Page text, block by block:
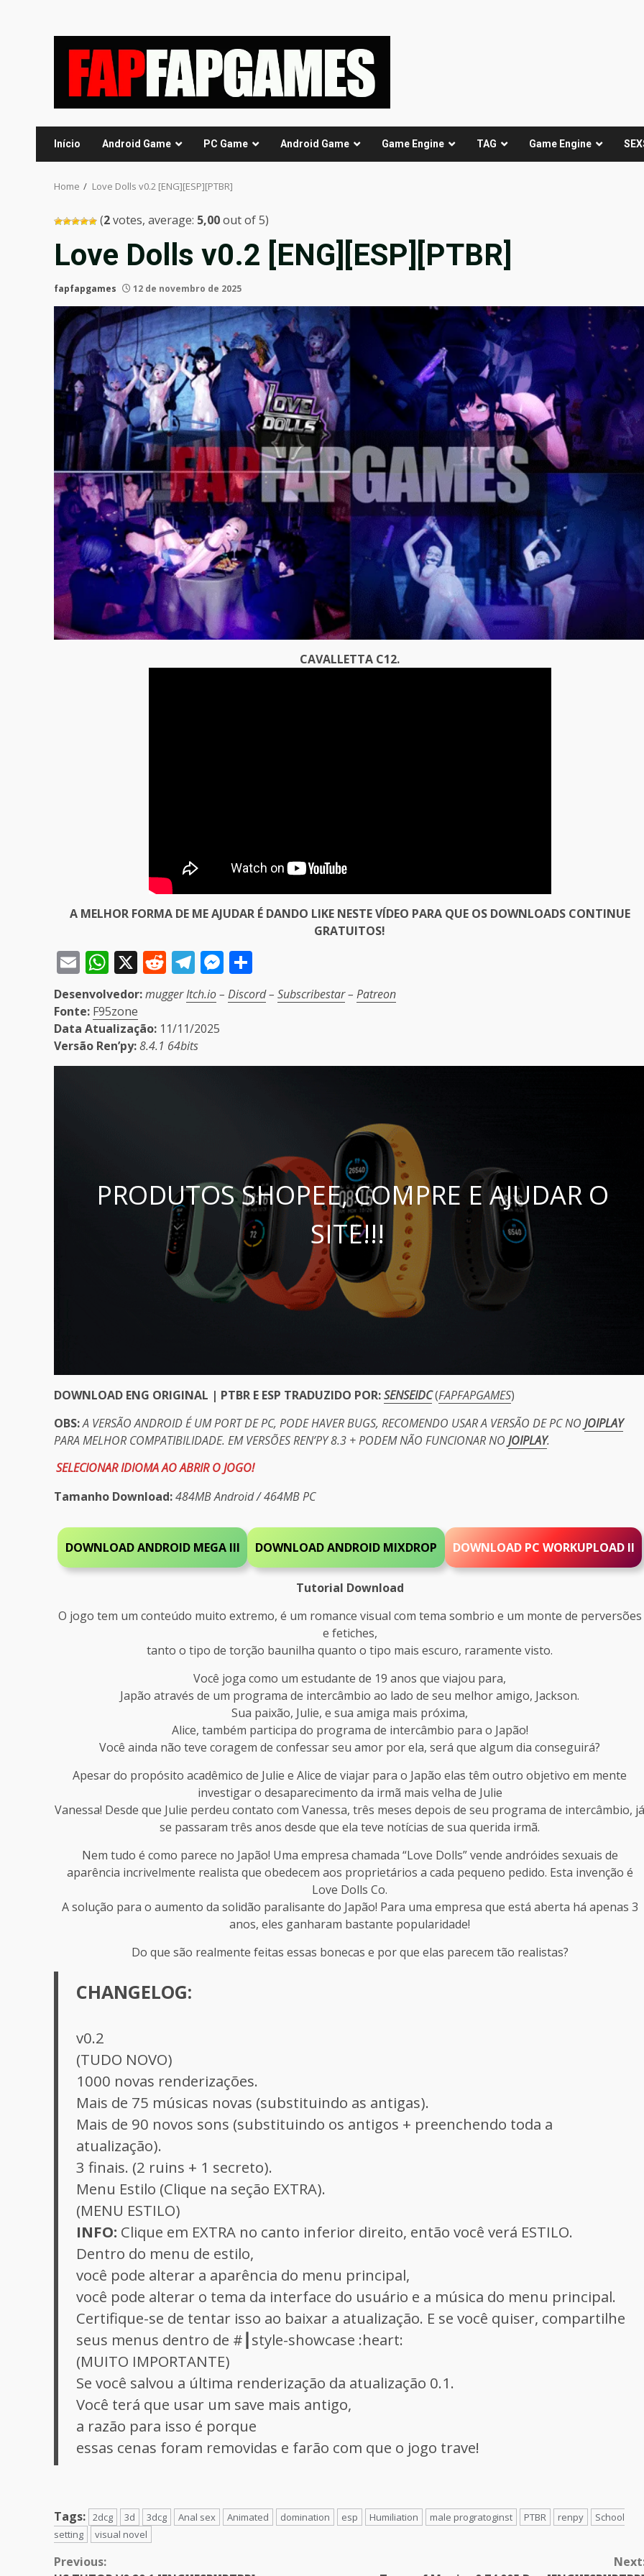
Início Android Game PC Game Android Game Game Engine TAG Game Engine
Home Love Dolls v0.2 [ENG][ESP][PTBR]
(2votes, average: 5,00out of 5)
Love Dolls v0.2 [ENG][ESP][PTBR]
fapfapgames 12 de novembro de 2025
CAVALLETTA C12.
A MELHOR FORMA DE ME AJUDAR É DANDO LIKE NESTE VÍDEO PARA QUE OS DOWNLOADS CONTINUE
GRATUITOS!
EmailWhatsApp
X Reddit
Telegram
Messenger
Desenvolvedor:muggerItch.io– Discord– Subscribestar– Patreon
Fonte: F95zone
Data Atualização: 11/11/2025
Versão Ren’py:8.4.1 64bits
PRODUTOS SHOPEE, COMPRE E AJUDAR O
SITE!!!
DOWNLOAD ENG ORIGINAL | PTBR E ESP TRADUZIDO POR:SENSEIDC(FAPFAPGAMES)
OBS:A VERSÃO ANDROID É UM PORT DE PC, PODE HAVER BUGS, RECOMENDO USAR A VERSÃO DE PC NO JOIPLAY
PARA MELHOR COMPATIBILIDADE. EM VERSÕES REN’PY 8.3 + PODEM NÃO FUNCIONAR NO JOIPLAY.
SELECIONAR IDIOMA AO ABRIR O JOGO!
Tamanho Download:484MB Android / 464MB PC
DOWNLOAD ANDROID MEGA III DOWNLOAD ANDROID MIXDROP DOWNLOAD PC WORKUPLOAD II
Tutorial Download
O jogo tem um conteúdo muito extremo, é um romance visual com tema sombrio e um monte de perversões
e fetiches,
tanto o tipo de torção baunilha quanto o tipo mais escuro, raramente visto.
Você joga como um estudante de 19 anos que viajou para,
Japão através de um programa de intercâmbio ao lado de seu melhor amigo, Jackson.
Sua paixão, Julie, e sua amiga mais próxima,
Alice, também participa do programa de intercâmbio para o Japão!
Você ainda não teve coragem de confessar seu amor por ela, será que algum dia conseguirá?
Apesar do propósito acadêmico de Julie e Alice de viajar para o Japão elas têm outro objetivo em mente
investigar o desaparecimento da irmã mais velha de Julie
Vanessa! Desde que Julie perdeu contato com Vanessa, três meses depois de seu programa de intercâmbio,
se passaram três anos desde que ela teve notícias de sua querida irmã.
Nem tudo é como parece no Japão! Uma empresa chamada “Love Dolls” vende andróides sexuais de
aparência incrivelmente realista que obedecem aos proprietários a cada pequeno pedido. Esta invenção é
Love Dolls Co.
A solução para o aumento da solidão paralisante do Japão! Para uma empresa que está aberta há apenas 3
anos, eles ganharam bastante popularidade!
Do que são realmente feitas essas bonecas e por que elas parecem tão realistas?
CHANGELOG:
v0.2
(TUDO NOVO)
1000 novas renderizações.
Mais de 75 músicas novas (substituindo as antigas).
Mais de 90 novos sons (substituindo os antigos + preenchendo toda a
atualização).
3 finais. (2 ruins + 1 secreto).
Menu Estilo (Clique na seção EXTRA).
(MENU ESTILO)
INFO: Clique em EXTRA no canto inferior direito, então você verá ESTILO.
Dentro do menu de estilo,
você pode alterar a aparência do menu principal,
você pode alterar o tema da interface do usuário e a música do menu principal.
Certifique-se de tentar isso ao baixar a atualização. E se você quiser, compartilhe
seus menus dentro de #┃style-showcase :heart:
(MUITO IMPORTANTE)
Se você salvou a última renderização da atualização 0.1.
Você terá que usar um save mais antigo,
a razão para isso é porque
essas cenas foram removidas e farão com que o jogo trave!
Tags: 2dcg 3d 3dcg Anal sex Animated domination esp Humiliation male progratoginst PTBR renpy
School
setting
visual novel
Continue
Previous: